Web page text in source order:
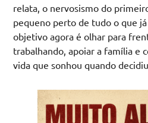
relata, o nervosismo do
pequeno perto de tudo o que
objetivo agora é olhar para
trabalhando, apoiar a família e
vida que sonhou quando